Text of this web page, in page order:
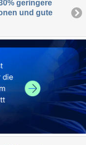
geringere
und gute